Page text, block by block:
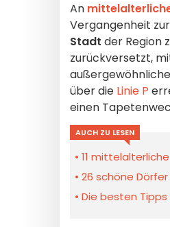
An
Vergangenheit
Stadt der Region
zurückversetzt,
über die Linie P
einen
AUCH ZU LESEN
11
26 schöne
Die besten Tipps